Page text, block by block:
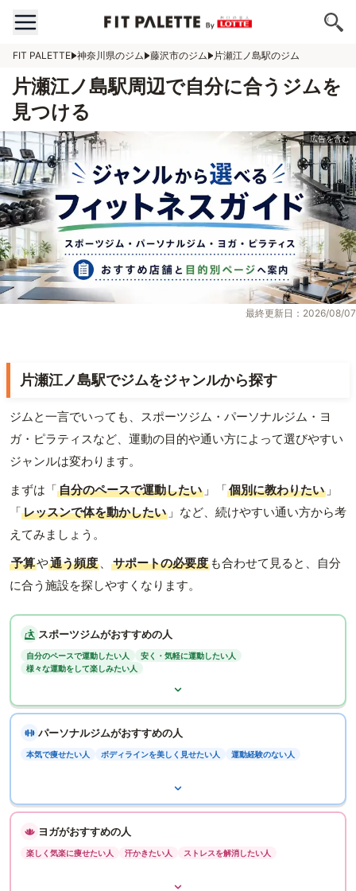
FIT PALETTE 神奈川県のジム 藤沢市のジム 片瀬江ノ島駅のジム
片瀬江ノ島駅周辺で自分に合うジムを
見つける
最終更新日：2026/08/07
片瀬江ノ島駅でジムをジャンルから探す
ジムと一言でいっても、スポーツジム・パーソナルジム・ヨ
ガ・ピラティスなど、運動の目的や通い方によって選びやすい
ジャンルは変わります。
まずは「自分のペースで運動したい 」「個別に教わりたい 」
「レッスンで体を動かしたい 」など、続けやすい通い方から考
えてみましょう。
予算や通う頻度 、 サポートの必要度 も合わせて見ると、自分
に合う施設を探しやすくなります。
スポーツジムがおすすめの人
自分のペースで運動したい人
安く・気軽に運動したい人
様々な運動をして楽しみたい人
パーソナルジムがおすすめの人
本気で痩せたい人 ボディラインを美しく見せたい人 運動経験のない人
ヨガがおすすめの人
楽しく気楽に痩せたい人 汗かきたい人 ストレスを解消したい人